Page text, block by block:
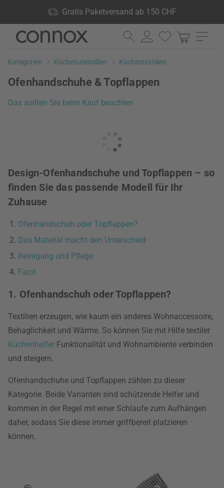
Gratis Paketversand ab 150 CHF
Produkte lagernd, 60 Tage Rückgaberecht
Direkt
Seiteninhalt
Direkt
Suchfeld
Kategorien Küchenutensilien Küchentextilien
Ofenhandschuhe & Topflappen
Das sollten Sie beim Kauf beachten
Design-Ofenhandschuhe und Topflappen – so
finden Sie das passende Modell für Ihr
Zuhause
Ofenhandschuh oder Topflappen?
Das Material macht den Unterschied
Reinigung und Pflege
Fazit
1. Ofenhandschuh oder Topflappen?
Textilien erzeugen, wie kaum ein anderes Wohnaccessoire,
Behaglichkeit und Wärme. So können Sie mit Hilfe textiler
Küchenhelfer Funktionalität und Wohnambiente verbinden
und steigern.
Ofenhandschuhe und Topflappen zählen zu dieser
Kategorie. Beide Varianten sind schützende Helfer und
kommen in der Regel mit einer Schlaufe zum Aufhängen
daher, sodass Sie diese immer griffbereit platzieren
können.